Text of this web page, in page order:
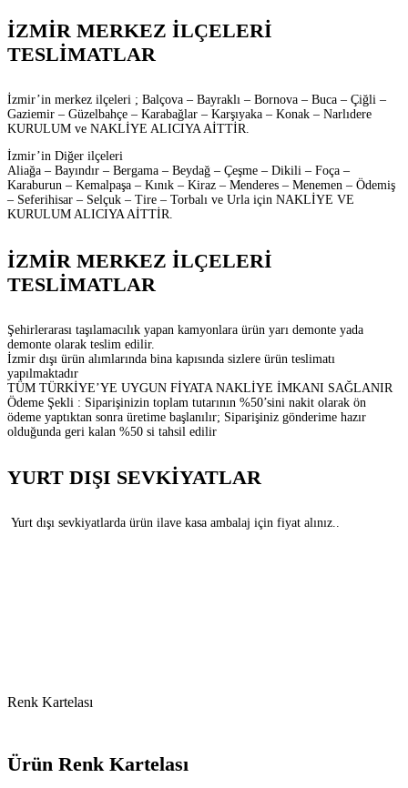
İZMİR MERKEZ İLÇELERİ
TESLİMATLAR
İzmir’in merkez ilçeleri ; Balçova – Bayraklı – Bornova – Buca – Çiğli –
Gaziemir – Güzelbahçe – Karabağlar – Karşıyaka – Konak – Narlıdere
KURULUM ve NAKLİYE ALICIYA AİTTİR.
İzmir’in Diğer ilçeleri
Aliağa – Bayındır – Bergama – Beydağ – Çeşme – Dikili – Foça –
Karaburun – Kemalpaşa – Kınık – Kiraz – Menderes – Menemen – Ödemiş
– Seferihisar – Selçuk – Tire – Torbalı ve Urla için NAKLİYE VE
KURULUM ALICIYA AİTTİR.
İZMİR MERKEZ İLÇELERİ
TESLİMATLAR
Şehirlerarası taşılamacılık yapan kamyonlara ürün yarı demonte yada
demonte olarak teslim edilir.
İzmir dışı ürün alımlarında bina kapısında sizlere ürün teslimatı
yapılmaktadır
TÜM TÜRKİYE’YE UYGUN FİYATA NAKLİYE İMKANI SAĞLANIR
Ödeme Şekli : Siparişinizin toplam tutarının %50’sini nakit olarak ön
ödeme yaptıktan sonra üretime başlanılır; Siparişiniz gönderime hazır
olduğunda geri kalan %50 si tahsil edilir
YURT DIŞI SEVKİYATLAR
Yurt dışı sevkiyatlarda ürün ilave kasa ambalaj için fiyat alınız..
Renk Kartelası
Ürün Renk Kartelası